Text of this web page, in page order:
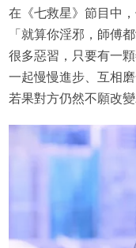
在《七救星》節目中
「就算你淫邪，師傅
很多惡習，只要有一
一起慢慢進步、互相
若果對方仍然不願改